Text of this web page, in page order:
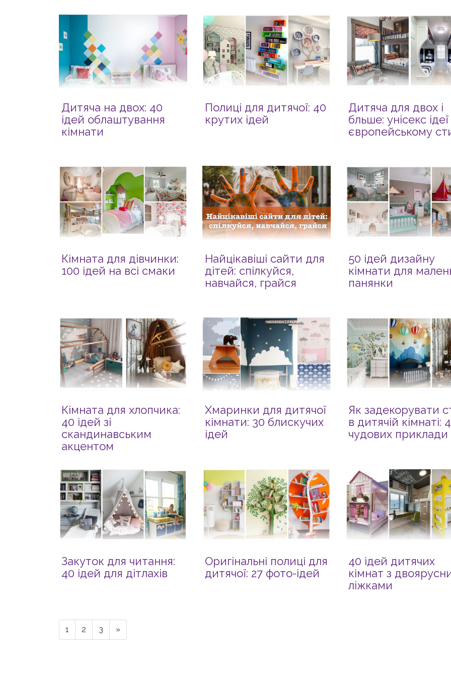
Дитяча на двох: 40
ідей облаштування
кімнати
Полиці для дитячої: 40
крутих ідей
Дитяча для двох і
бльше: унісекс
європейському
Кімната для дівчинки:
100 ідей на всі смаки
Найцікавіші сайти для
дітей: спілкуйся,
навчайся, грайся
50 ідей дизайну
кімнати для
панянки
Кімната для хлопчика:
40 ідей зі
скандинавським
акцентом
Хмаринки для дитячої
кімнати: 30 блискучих
ідей
Як задекорувати
в дитячій кімнаті:
чудових приклади
Закуток для читання:
40 ідей для дітлахів
Оригінальні полиці для
дитячої: 27 фото-ідей
40 ідей дитячих
кімнат з
ліжками
1 2 3 »